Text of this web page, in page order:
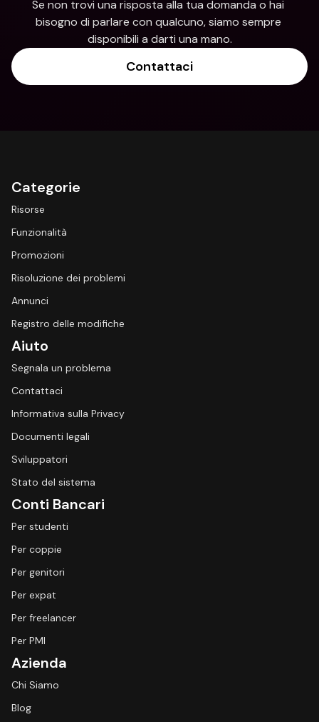
Se non trovi una risposta alla tua domanda o hai
bisogno di parlare con qualcuno, siamo sempre
disponibili a darti una mano.
Contattaci
Categorie
Risorse
Funzionalità
Promozioni
Risoluzione dei problemi
Annunci
Registro delle modifiche
Aiuto
Segnala un problema
Contattaci
Informativa sulla Privacy
Documenti legali
Sviluppatori
Stato del sistema
Conti Bancari
Per studenti
Per coppie
Per genitori
Per expat
Per freelancer
Per PMI
Azienda
Chi Siamo
Blog